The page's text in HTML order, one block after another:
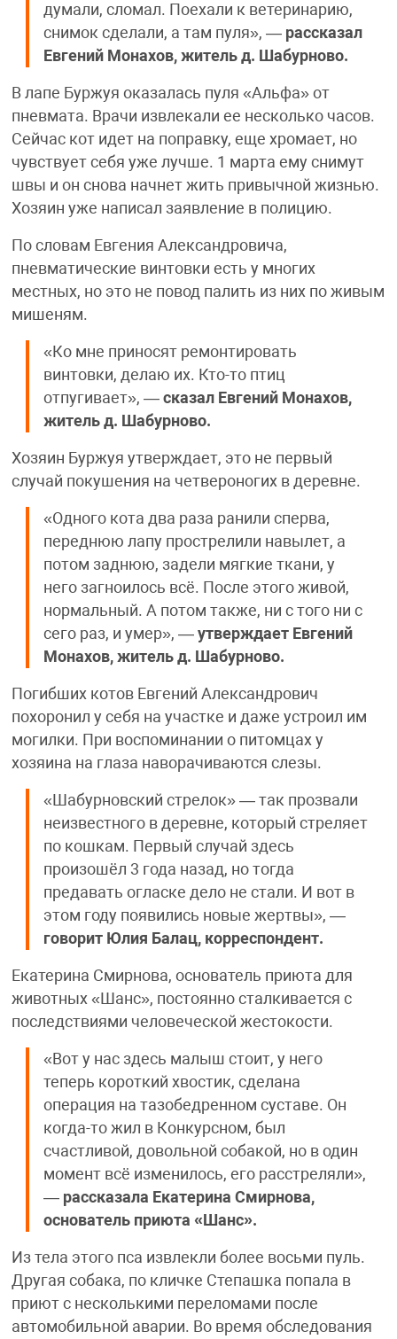
думали, сломал. Поехали к ветеринарию,
снимок сделали, а там пуля», — рассказал
Евгений Монахов, житель д. Шабурново.
В лапе Буржуя оказалась пуля «Альфа» от
пневмата. Врачи извлекали ее несколько часов.
Сейчас кот идет на поправку, еще хромает, но
чувствует себя уже лучше. 1 марта ему снимут
швы и он снова начнет жить привычной жизнью.
Хозяин уже написал заявление в полицию.
По словам Евгения Александровича,
пневматические винтовки есть у многих
местных, но это не повод палить из них по живым
мишеням.
«Ко мне приносят ремонтировать
винтовки, делаю их. Кто-то птиц
отпугивает», —сказал Евгений Монахов,
житель д. Шабурново.
Хозяин Буржуя утверждает, это не первый
случай покушения на четвероногих в деревне.
«Одного кота два раза ранили сперва,
переднюю лапу прострелили навылет, а
потом заднюю, задели мягкие ткани, у
него загноилось всё. После этого живой,
нормальный. А потом также, ни с того ни с
сего раз, и умер», —утверждает Евгений
Монахов, житель д. Шабурново.
Погибших котов Евгений Александрович
похоронил у себя на участке и даже устроил им
могилки. При воспоминании о питомцах у
хозяина на глаза наворачиваются слезы.
«Шабурновский стрелок» — так прозвали
неизвестного в деревне, который стреляет
по кошкам. Первый случай здесь
произошёл 3 года назад, но тогда
предавать огласке дело не стали. И вот в
этом году появились новые жертвы», —
говорит Юлия Балац, корреспондент.
Екатерина Смирнова, основатель приюта для
животных «Шанс», постоянно сталкивается с
последствиями человеческой жестокости.
«Вот у нас здесь малыш стоит, у него
теперь короткий хвостик, сделана
операция на тазобедренном суставе. Он
когда-то жил в Конкурсном, был
счастливой, довольной собакой, но в один
момент всё изменилось, его расстреляли»,
— рассказала Екатерина Смирнова,
основатель приюта «Шанс».
Из тела этого пса извлекли более восьми пуль.
Другая собака, по кличке Степашка попала в
приют с несколькими переломами после
автомобильной аварии. Во время обследования